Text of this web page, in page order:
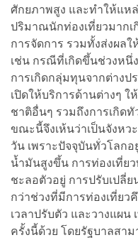
ศักยภาพสูง และทำให้แห
ปริมาณนักท่องเที่ยวมาก
การจัดการ รวมทั้งส่งผล
เช่น กรณีที่เกิดขึ้นช่วงหนึ่
การเกิดกลุ่มทุนจากต่างป
เปิดให้บริการด้านต่างๆ
ชาติอื่นๆ รวมถึงการเกิด
ขณะนี้จึงเห้นว่าเป็นจังหว
วัน เพราะปัจจุบันทั่วโลก
น้ำมันสูงขึ้น การท่องเที่ย
ชะลอตัวอยู่ การปรับเปลี่
กว่าช่วงที่มีการท่องเที่ย
เวลาปรับตัว และวางแผน
ครั้งนี้ด้วย โดยรัฐบาลสา